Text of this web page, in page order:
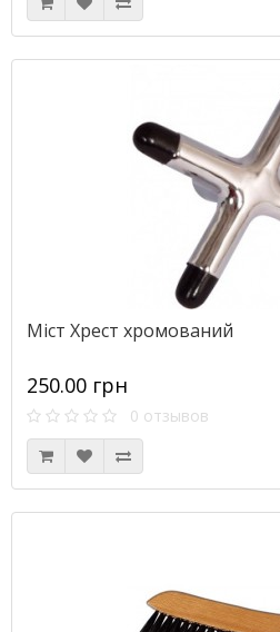
Міст Хрест хромований
250.00 грн
0 отзывов